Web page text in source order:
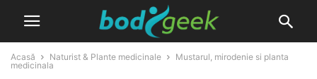
Acasă Naturist & Plante medicinale
Mustarul, mirodenie si planta
medicinala